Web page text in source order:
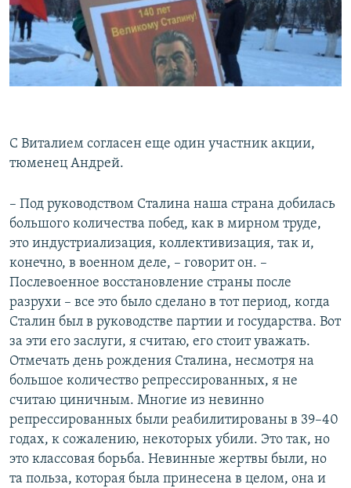
С Виталием согласен еще один участник акции,
тюменец Андрей.
– Под руководством Сталина наша страна добилась
большого количества побед, как в мирном труде,
это индустриализация, коллективизация, так и,
конечно, в военном деле, – говорит он. –
Послевоенное восстановление страны после
разрухи – все это было сделано в тот период, когда
Сталин был в руководстве партии и государства. Вот
за эти его заслуги, я считаю, его стоит уважать.
Отмечать день рождения Сталина, несмотря на
большое количество репрессированных, я не
считаю циничным. Многие из невинно
репрессированных были реабилитированы в 39–40
годах, к сожалению, некоторых убили. Это так, но
это классовая борьба. Невинные жертвы были, но
та польза, которая была принесена в целом, она и